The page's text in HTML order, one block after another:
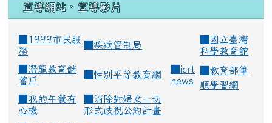
宣導網站、宣導影片
■1999市民服
務
疾病管制局
國立臺灣
科學教育館
潛龍教育儲
蓄戶
性別平等教育網
icrt
news
教育部筆
順學習網
我的午餐有
心機
消除對婦女一切
形式歧視公約計畫